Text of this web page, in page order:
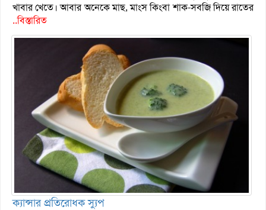
খাবার খেতে। আবার অনেকে মাছ, মাংস কিংবা শাক-সবজি দিয়ে রাতের
..বিস্তারিত
ক্যান্সার প্রতিরোধক স্যুপ